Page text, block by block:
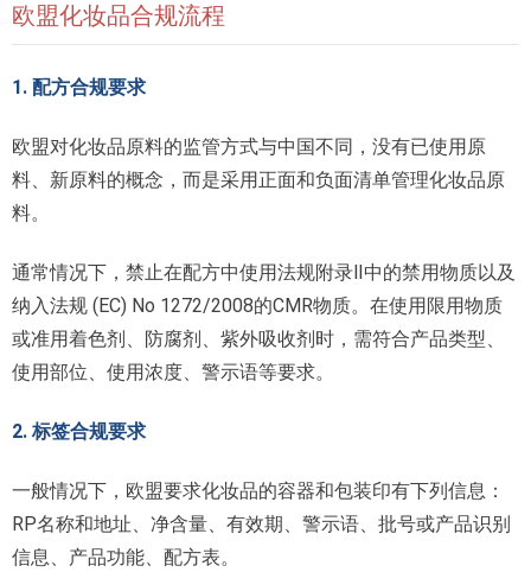
欧盟化妆品合规流程
1. 配方合规要求
欧盟对化妆品原料的监管方式与中国不同，没有已使用原
料、新原料的概念，而是采用正面和负面清单管理化妆品原
料。
通常情况下，禁止在配方中使用法规附录Ⅱ中的禁用物质以及
纳入法规 (EC) No 1272/2008的CMR物质。在使用限用物质
或准用着色剂、防腐剂、紫外吸收剂时，需符合产品类型、
使用部位、使用浓度、警示语等要求。
2. 标签合规要求
一般情况下，欧盟要求化妆品的容器和包装印有下列信息：
RP名称和地址、净含量、有效期、警示语、批号或产品识别
信息、产品功能、配方表。